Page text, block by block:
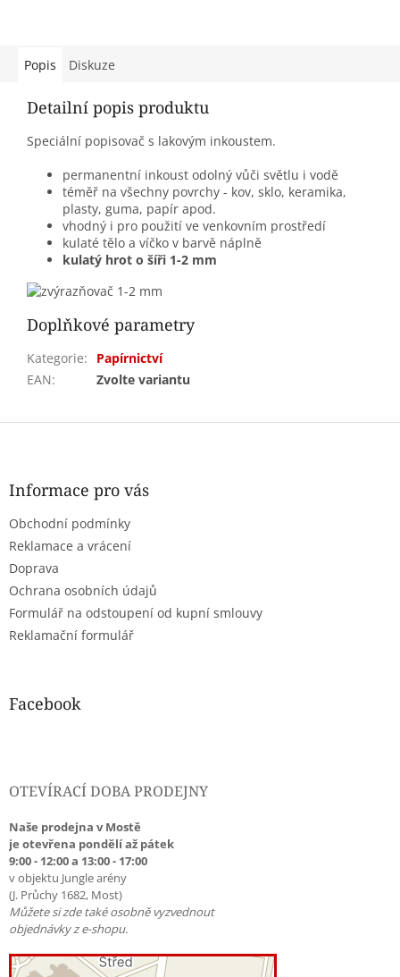
Popis Diskuze
Detailní popis produktu
Speciální popisovač s lakovým inkoustem.
permanentní inkoust odolný vůči světlu i vodě
téměř na všechny povrchy - kov, sklo, keramika,
plasty, guma, papír apod.
vhodný i pro použití ve venkovním prostředí
kulaté tělo a víčko v barvě náplně
kulatý hrot o šíři 1-2 mm
Doplňkové parametry
Kategorie:
Papírnictví
EAN: Zvolte variantu
Z
Informace pro vás
Obchodní podmínky
Reklamace a vrácení
Doprava
Ochrana osobních údajů
Formulář na odstoupení od kupní smlouvy
Reklamační formulář
Facebook
OTEVÍRACÍ DOBA PRODEJNY
Naše prodejna v Mostě
je otevřena pondělí až pátek
9:00 - 12:00 a 13:00 - 17:00
v objektu Jungle arény
(J. Průchy 1682, Most)
Můžete si zde také osobně vyzvednout
objednávky z e-shopu.